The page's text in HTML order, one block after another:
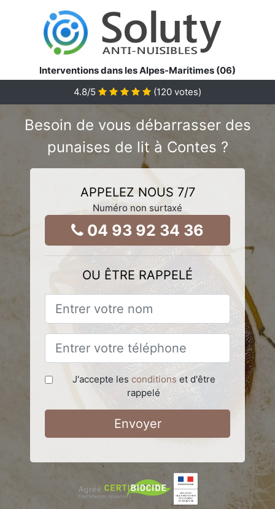
Interventions dans les Alpes-Maritimes (06)
4.8/5 (120 votes)
Besoin de vous débarrasser des
punaises de lit à Contes ?
APPELEZ NOUS 7/7
Numéro non surtaxé
04 93 92 34 36
OU ÊTRE RAPPELÉ
J'accepte les conditions et d'être
rappelé
Envoyer